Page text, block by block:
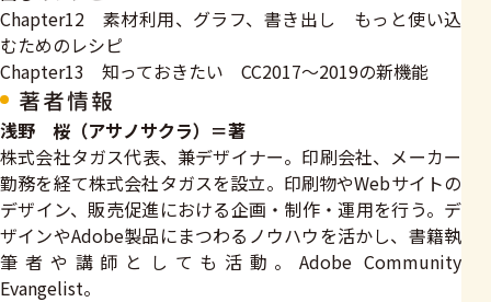
Chapter12 素材利用、グラフ、書き出し もっと使い込
むためのレシピ
Chapter13 知っておきたい CC2017～2019の新機能
著者情報
浅野 桜（アサノサクラ）＝著
株式会社タガス代表、兼デザイナー。印刷会社、メーカー
勤務を経て株式会社タガスを設立。印刷物やWebサイトの
デザイン、販売促進における企画・制作・運用を行う。デ
ザインやAdobe製品にまつわるノウハウを活かし、書籍執
筆者や講師としても活動。Adobe Community
Evangelist。